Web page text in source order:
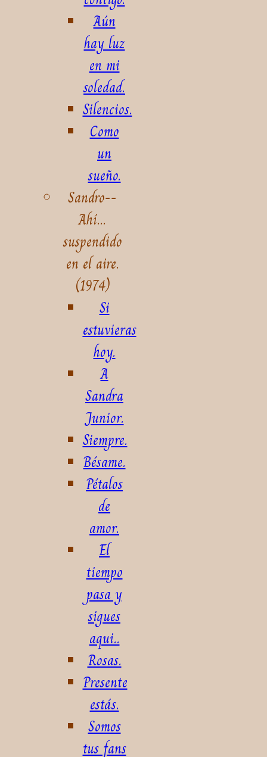
Aún
hay luz
en mi
soledad.
Silencios.
Como
un
sueño.
Sandro--
Ahí...
suspendido
en el aire.
(1974)
Si
estuvieras
hoy.
A
Sandra
Junior.
Siempre.
Bésame.
Pétalos
de
amor.
El
tiempo
pasa y
sigues
aqui..
Rosas.
Presente
estás.
Somos
tus fans